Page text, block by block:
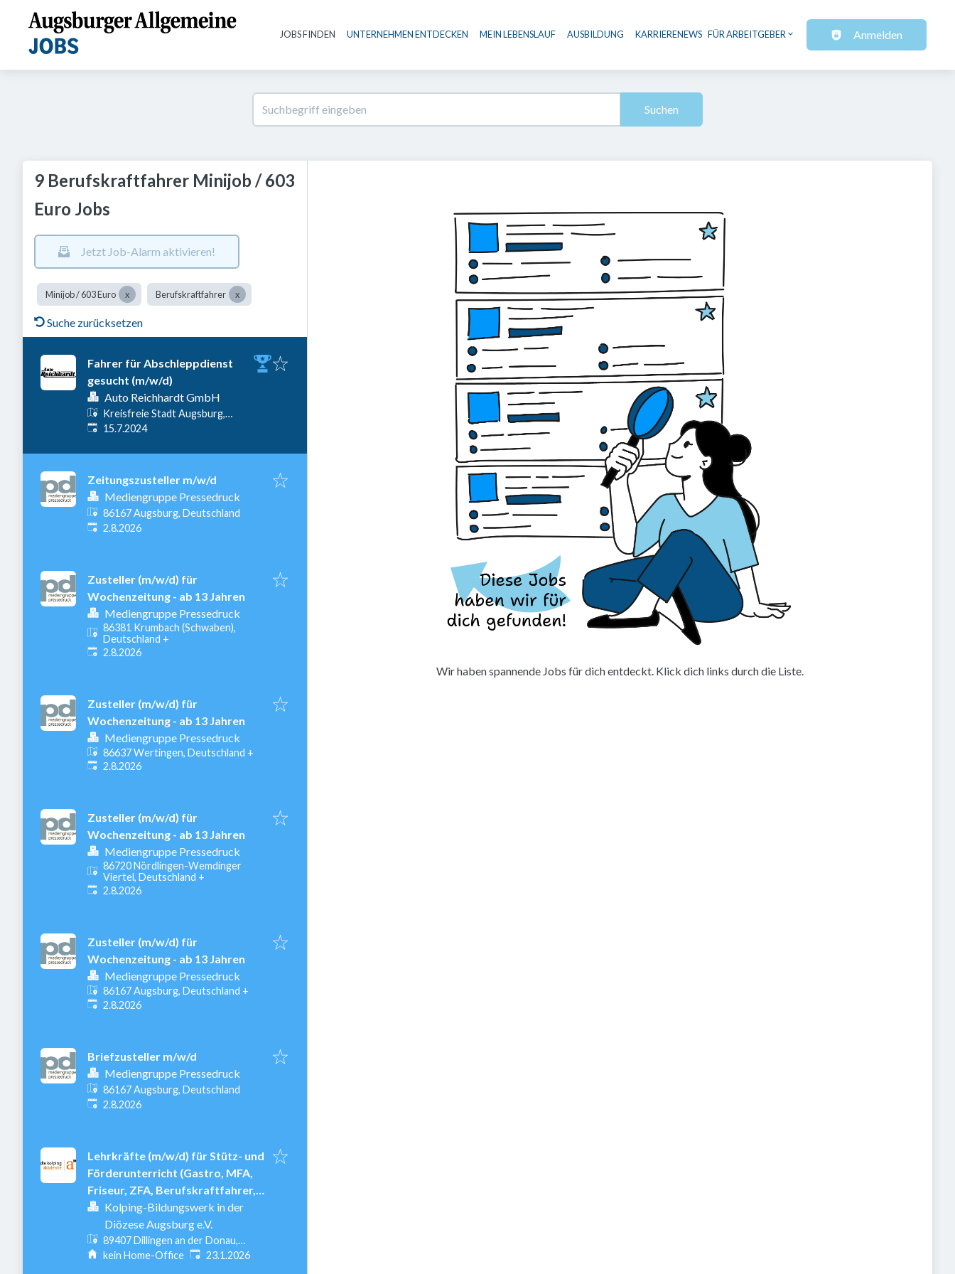
Haupt-Navigation
JOBS FINDEN UNTERNEHMEN ENTDECKEN MEIN LEBENSLAUF AUSBILDUNG KARRIERENEWS FÜR ARBEITGEBER Anmelden
Suchen
9 Berufskraftfahrer Minijob / 603
Euro Jobs
Jetzt Job-Alarm aktivieren!
Minijob / 603 Euro Berufskraftfahrer
Suche zurücksetzen
Fahrer für Abschleppdienst
gesucht (m/w/d)
Auto Reichhardt GmbH
Kreisfreie Stadt Augsburg,
Augsburg, Deutschland
Veröffentlicht
15.7.2024
Zeitungszusteller m/w/d
Mediengruppe Pressedruck
86167 Augsburg, Deutschland
Veröffentlicht
2.8.2026
Zusteller (m/w/d) für
Wochenzeitung - ab 13 Jahren
Mediengruppe Pressedruck
86381 Krumbach (Schwaben),
Deutschland +
Veröffentlicht
2.8.2026
Zusteller (m/w/d) für
Wochenzeitung - ab 13 Jahren
Mediengruppe Pressedruck
86637 Wertingen, Deutschland +
Veröffentlicht
2.8.2026
Zusteller (m/w/d) für
Wochenzeitung - ab 13 Jahren
Mediengruppe Pressedruck
86720 Nördlingen-Wemdinger
Viertel, Deutschland +
Veröffentlicht
2.8.2026
Zusteller (m/w/d) für
Wochenzeitung - ab 13 Jahren
Mediengruppe Pressedruck
86167 Augsburg, Deutschland +
Veröffentlicht
2.8.2026
Briefzusteller m/w/d
Mediengruppe Pressedruck
86167 Augsburg, Deutschland
Veröffentlicht
2.8.2026
Lehrkräfte (m/w/d) für Stütz- und
Förderunterricht (Gastro, MFA,
Friseur, ZFA, Berufskraftfahrer,
Holz,)Kolping-Bildungswerk in der
Diözese Augsburg e.V.
89407 Dillingen an der Donau,
Deutschland
kein Home-Office Veröffentlicht
23.1.2026
Wir haben spannende Jobs für dich entdeckt. Klick dich links durch die Liste.